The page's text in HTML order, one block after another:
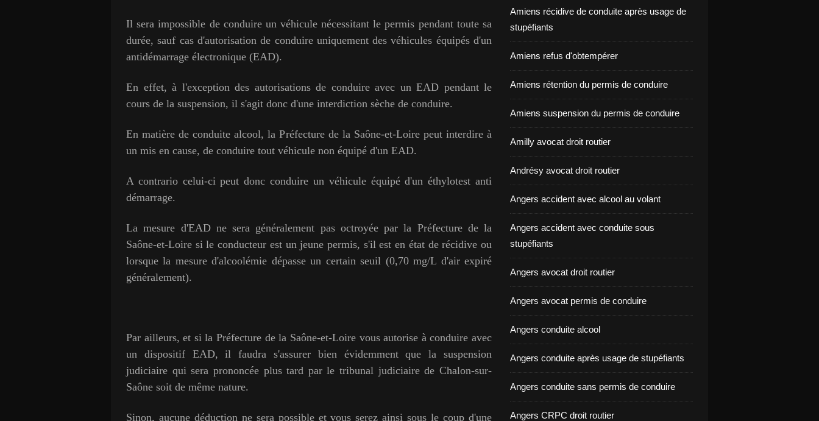
Il sera impossible de conduire un véhicule nécessitant le permis pendant toute sa
durée, sauf cas d'autorisation de conduire uniquement des véhicules équipés d'un
antidémarrage électronique (EAD).
En effet, à l'exception des autorisations de conduire avec un EAD pendant le
cours de la suspension, il s'agit donc d'une interdiction sèche de conduire.
En matière de conduite alcool, la Préfecture de la Saône-et-Loire peut interdire à
un mis en cause, de conduire tout véhicule non équipé d'un EAD.
A contrario celui-ci peut donc conduire un véhicule équipé d'un éthylotest anti
démarrage.
La mesure d'EAD ne sera généralement pas octroyée par la Préfecture de la
Saône-et-Loire si le conducteur est un jeune permis, s'il est en état de récidive ou
lorsque la mesure d'alcoolémie dépasse un certain seuil (0,70 mg/L d'air expiré
généralement).
Par ailleurs, et si la Préfecture de la Saône-et-Loire vous autorise à conduire avec
un dispositif EAD, il faudra s'assurer bien évidemment que la suspension
judiciaire qui sera prononcée plus tard par le tribunal judiciaire de Chalon-sur-
Saône soit de même nature.
Sinon, aucune déduction ne sera possible et vous serez ainsi sous le coup d'une
Amiens récidive de conduite après usage de
stupéfiants
Amiens refus d'obtempérer
Amiens rétention du permis de conduire
Amiens suspension du permis de conduire
Amilly avocat droit routier
Andrésy avocat droit routier
Angers accident avec alcool au volant
Angers accident avec conduite sous
stupéfiants
Angers avocat droit routier
Angers avocat permis de conduire
Angers conduite alcool
Angers conduite après usage de stupéfiants
Angers conduite sans permis de conduire
Angers CRPC droit routier